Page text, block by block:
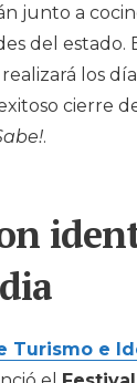
junto a
del estado.
los
cierre
.
Turismo e